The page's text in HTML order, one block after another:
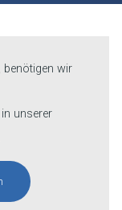
benötigen wir
unserer